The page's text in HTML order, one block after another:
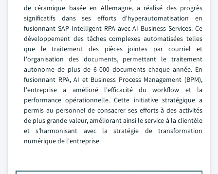
de céramique basée en Allemagne, a réalisé des progrès
significatifs dans ses efforts d'hyperautomatisation en
fusionnant SAP Intelligent RPA avec AI Business Services. Ce
développement des tâches complexes automatisées telles
que le traitement des pièces jointes par courriel et
l'organisation des documents, permettant le traitement
autonome de plus de 6 000 documents chaque année. En
fusionnant RPA, AI et Business Process Management (BPM),
l'entreprise a amélioré l'efficacité du workflow et la
performance opérationnelle. Cette initiative stratégique a
permis au personnel de consacrer ses efforts à des activités
de plus grande valeur, améliorant ainsi le service à la clientèle
et s'harmonisant avec la stratégie de transformation
numérique de l'entreprise.